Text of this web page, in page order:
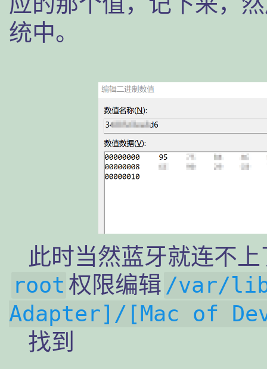
统中。
此时当然蓝牙就连不
root 权限编辑 /var/
Adapter]/[Mac of
找到